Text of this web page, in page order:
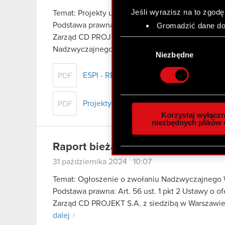
Jeśli wyrazisz na to
Gromadzić dane
Identyfikować
Dowiedz się więcej
szczegółów . W
Wykorzystujemy pliki
społecznościowym,
otrzymanymi od Ciebie
zgadasz się na używanie
Niezbędne
Korzystaj
niezbędnych plików
Temat: Projekty uchwał Nadzwyczajnego
Podstawa prawna: Art. 56 ust. 1 pkt 2 Ustawy o
Zarząd CD PROJEKT S.A. z siedzibą w
Nadzwyczajnego…
PDF ESPI - RB 26/2024
PDF Projekty uchwał WZA 28.11.2024
Raport bieżący nr 25/2024
31 października 2024 10:07
Temat: Ogłoszenie o zwołaniu
Podstawa prawna: Art. 56 ust. 1 pkt 2 Ustawy o
Zarząd CD PROJEKT S.A. z siedzibą w
dalej